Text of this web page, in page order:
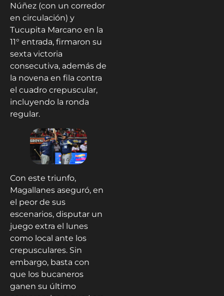
Núñez (con un corredor
en circulación) y
Tucupita Marcano en la
11° entrada, firmaron su
sexta victoria
consecutiva, además de
la novena en fila contra
el cuadro crepuscular,
incluyendo la ronda
regular.
Con este triunfo,
Magallanes aseguró, en
el peor de sus
escenarios, disputar un
juego extra el lunes
como local ante los
crepusculares. Sin
embargo, basta con
que los bucaneros
ganen su último